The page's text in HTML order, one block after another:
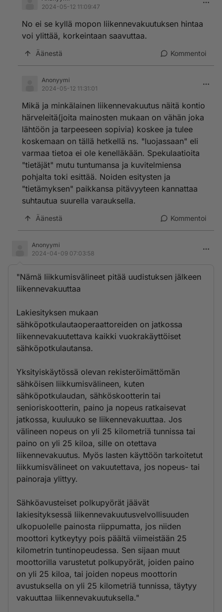
2024-05-12 11:09:47
No ei se kyllä mopon liikennevakuutuksen hintaa
voi ylittää, korkeintaan saavuttaa.
Äänestä Kommentoi
Anonyymi
2024-05-12 11:31:01
Mikä ja minkälainen liikennevakuutus näitä kontio
härveleitä(joita mainosten mukaan on vähän joka
lähtöön ja tarpeeseen sopivia) koskee ja tulee
koskemaan on tällä hetkellä ns. "luojassaan" eli
varmaa tietoa ei ole kenelläkään. Spekulaatioita
"tietäjät" mutu tuntumansa ja kuvitelmiensa
pohjalta toki esittää. Noiden esitysten ja
"tietämyksen" paikkansa pitävyyteen kannattaa
suhtautua suurella varauksella.
Äänestä Kommentoi
Anonyymi
2024-04-09 07:03:58
"Nämä liikkumisvälineet pitää uudistuksen jälkeen
liikennevakuuttaa
Lakiesityksen mukaan
sähköpotkulautaoperaattoreiden on jatkossa
liikennevakuutettava kaikki vuokrakäyttöiset
sähköpotkulautansa.
Yksityiskäytössä olevan rekisteröimättömän
sähköisen liikkumisvälineen, kuten
sähköpotkulaudan, sähköskootterin tai
senioriskootterin, paino ja nopeus ratkaisevat
jatkossa, kuuluuko se liikennevakuuttaa. Jos
välineen nopeus on yli 25 kilometriä tunnissa tai
paino on yli 25 kiloa, sille on otettava
liikennevakuutus. Myös lasten käyttöön tarkoitetut
liikkumisvälineet on vakuutettava, jos nopeus- tai
painoraja ylittyy.
Sähköavusteiset polkupyörät jäävät
lakiesityksessä liikennevakuutusvelvollisuuden
ulkopuolelle painosta riippumatta, jos niiden
moottori kytkeytyy pois päältä viimeistään 25
kilometrin tuntinopeudessa. Sen sijaan muut
moottorilla varustetut polkupyörät, joiden paino
on yli 25 kiloa, tai joiden nopeus moottorin
avustuksella on yli 25 kilometriä tunnissa, täytyy
vakuuttaa liikennevakuutuksella."